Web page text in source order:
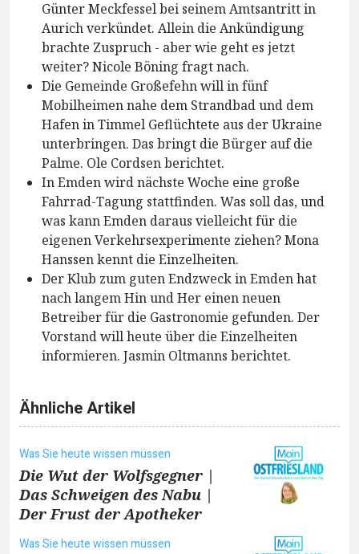
Günter Meckfessel bei seinem Amtsantritt in
Aurich verkündet. Allein die Ankündigung
brachte Zuspruch - aber wie geht es jetzt
weiter? Nicole Böning fragt nach.
Die Gemeinde Großefehn will in fünf
Mobilheimen nahe dem Strandbad und dem
Hafen in Timmel Geflüchtete aus der Ukraine
unterbringen. Das bringt die Bürger auf die
Palme. Ole Cordsen berichtet.
In Emden wird nächste Woche eine große
Fahrrad-Tagung stattfinden. Was soll das, und
was kann Emden daraus vielleicht für die
eigenen Verkehrsexperimente ziehen? Mona
Hanssen kennt die Einzelheiten.
Der Klub zum guten Endzweck in Emden hat
nach langem Hin und Her einen neuen
Betreiber für die Gastronomie gefunden. Der
Vorstand will heute über die Einzelheiten
informieren. Jasmin Oltmanns berichtet.
Ähnliche Artikel
Was Sie heute wissen müssen
Die Wut der Wolfsgegner |
Das Schweigen des Nabu |
Der Frust der Apotheker
Was Sie heute wissen müssen